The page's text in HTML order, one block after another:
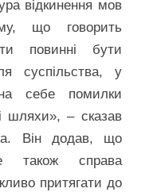
відкинення мов
що говорить
повинні бути
суспільства, у
себе помилки
шляхи», – сказав
Він додав, що
також справа
притягати до